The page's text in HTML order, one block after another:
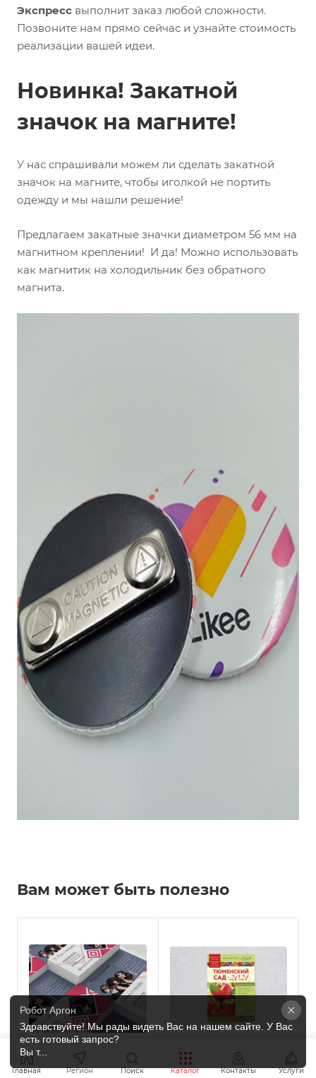
Экспресс выполнит заказ любой сложности.
Позвоните нам прямо сейчас и узнайте стоимость
реализации вашей идеи.
Новинка! Закатной
значок на магните!
У нас спрашивали можем ли сделать закатной
значок на магните, чтобы иголкой не портить
одежду и мы нашли решение!
Предлагаем закатные значки диаметром 56 мм на
магнитном креплении! И да! Можно использовать
как магнитик на холодильник без обратного
магнита.
Вам может быть полезно
Печать визиток Рекламная полиграфия
Главная Регион Поиск Каталог Контакты Услуги
Робот Аргон
Здравствуйте! Мы рады видеть Вас на нашем сайте. У Вас
есть готовый запрос?
Вы т...